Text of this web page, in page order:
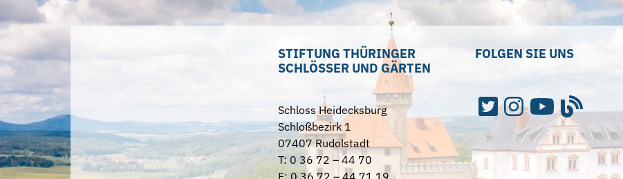
STIFTUNG THÜRINGER
SCHLÖSSER UND GÄRTEN
Schloss Heidecksburg
Schloßbezirk 1
07407 Rudolstadt
T: 0 36 72 – 44 70
F: 0 36 72 – 44 71 19
FOLGEN SIE UNS